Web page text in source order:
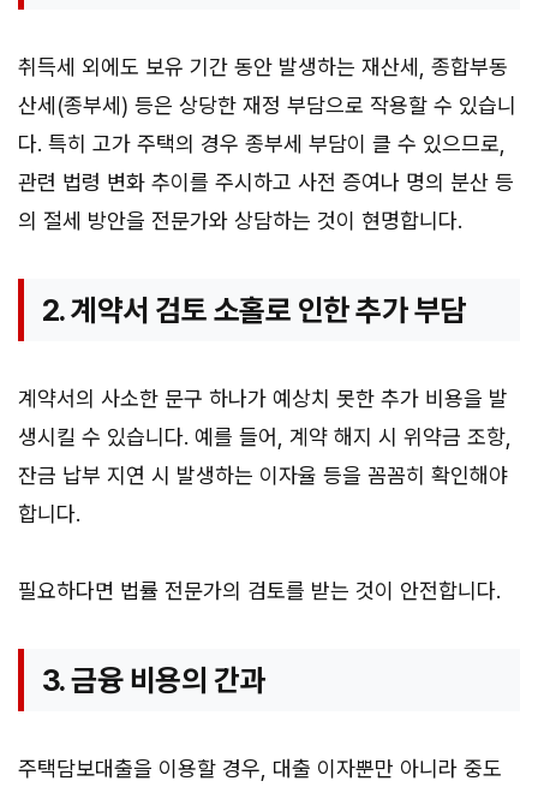
취득세 외에도 보유 기간 동안 발생하는 재산세, 종합부동
산세(종부세) 등은 상당한 재정 부담으로 작용할 수 있습니
다. 특히 고가 주택의 경우 종부세 부담이 클 수 있으므로,
관련 법령 변화 추이를 주시하고 사전 증여나 명의 분산 등
의 절세 방안을 전문가와 상담하는 것이 현명합니다.
2. 계약서 검토 소홀로 인한 추가 부담
계약서의 사소한 문구 하나가 예상치 못한 추가 비용을 발
생시킬 수 있습니다. 예를 들어, 계약 해지 시 위약금 조항,
잔금 납부 지연 시 발생하는 이자율 등을 꼼꼼히 확인해야
합니다.
필요하다면 법률 전문가의 검토를 받는 것이 안전합니다.
3. 금융 비용의 간과
주택담보대출을 이용할 경우, 대출 이자뿐만 아니라 중도